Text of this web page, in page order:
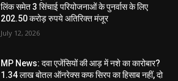
लिंक समेत 3 सिंचाई परियोजनाओं के पुनर्वास के लिए
202.50 करोड़ रुपये अतिरिक्त मंजूर
July 12, 2026
MP News: दवा एजेंसियों की आड़ में नशे का कारोबार?
1.34 लाख बोतल ऑनरेक्स कफ सिरप का हिसाब नहीं, दो